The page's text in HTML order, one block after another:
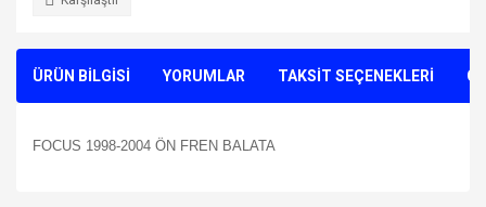
ÜRÜN BİLGİSİ YORUMLAR TAKSİT SEÇENEKLERİ
FOCUS 1998-2004 ÖN FREN BALATA